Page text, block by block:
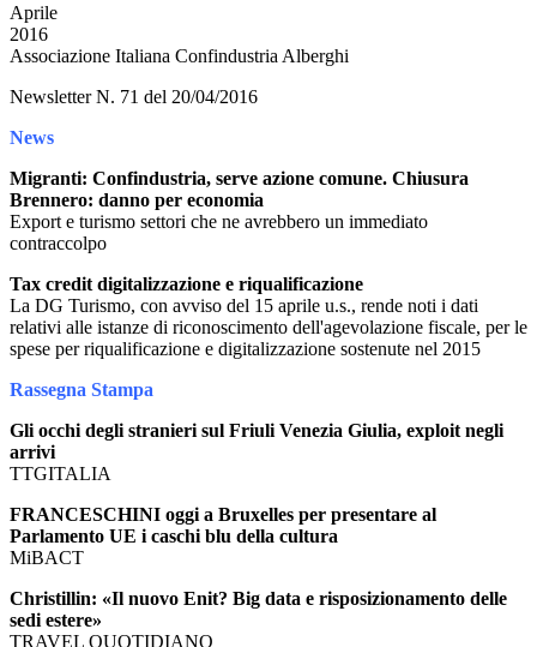
Aprile
2016
Associazione Italiana Confindustria Alberghi
Newsletter N. 71 del 20/04/2016
News
Migranti: Confindustria, serve azione comune. Chiusura
Brennero: danno per economia
Export e turismo settori che ne avrebbero un immediato
contraccolpo
Tax credit digitalizzazione e riqualificazione
La DG Turismo, con avviso del 15 aprile u.s., rende noti i dati
relativi alle istanze di riconoscimento dell'agevolazione fiscale, per le
spese per riqualificazione e digitalizzazione sostenute nel 2015
Rassegna Stampa
Gli occhi degli stranieri sul Friuli Venezia Giulia, exploit negli
arrivi
TTGITALIA
FRANCESCHINI oggi a Bruxelles per presentare al
Parlamento UE i caschi blu della cultura
MiBACT
Christillin: «Il nuovo Enit? Big data e risposizionamento delle
sedi estere»
TRAVEL QUOTIDIANO